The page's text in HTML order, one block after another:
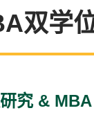
双学
究 & MBA